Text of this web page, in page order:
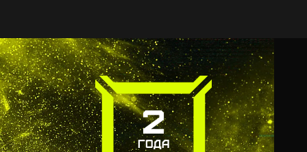
2
ГОДА